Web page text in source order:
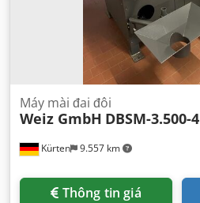
Kürten 9.557 km
Máy mài đai đôi
Weiz GmbH DBSM-3.500-4
Thông tin giá